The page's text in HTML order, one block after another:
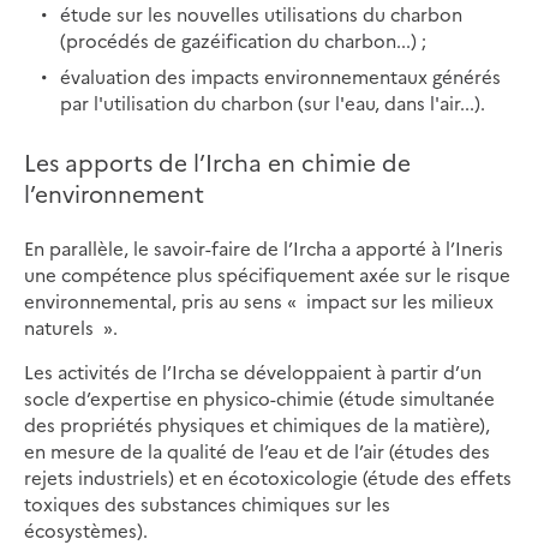
étude sur les nouvelles utilisations du charbon
(procédés de gazéification du charbon...) ;
évaluation des impacts environnementaux générés
par l'utilisation du charbon (sur l'eau, dans l'air...).
Les apports de l’Ircha en chimie de
l’environnement
En parallèle, le savoir-faire de l’Ircha a apporté à l’Ineris
une compétence plus spécifiquement axée sur le risque
environnemental, pris au sens « impact sur les milieux
naturels ».
Les activités de l’Ircha se développaient à partir d’un
socle d’expertise en physico-chimie (étude simultanée
des propriétés physiques et chimiques de la matière),
en mesure de la qualité de l’eau et de l’air (études des
rejets industriels) et en écotoxicologie (étude des effets
toxiques des substances chimiques sur les
écosystèmes).